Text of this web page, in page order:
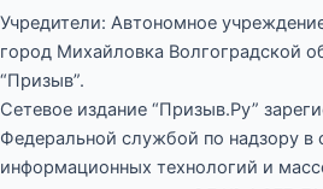
Учредители: Автономное
город Михайловка Волгоградской
“Призыв”.
Сетевое издание “Призыв.Ру”
Федеральной службой по надзору в
информационных технологий и